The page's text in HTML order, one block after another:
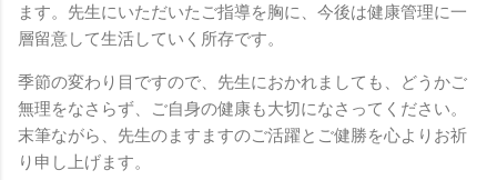
ます。先生にいただいたご指導を胸に、今後は健康管理に一
層留意して生活していく所存です。
季節の変わり目ですので、先生におかれましても、どうかご
無理をなさらず、ご自身の健康も大切になさってください。
末筆ながら、先生のますますのご活躍とご健勝を心よりお祈
り申し上げます。